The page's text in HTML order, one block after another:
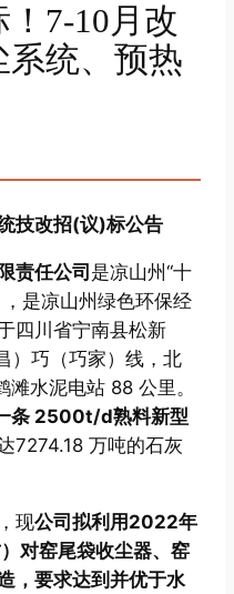
7-10月改
统、预热
技改招(议)标公告
责任公司 是凉山州“十
是凉山州绿色环保经
四川省宁南县松新
）巧（巧家）线，北
水泥电站 88 公里。
条 2500t/d熟料新型
7274.18 万吨的石灰
现公司拟利用2022年
对窑尾袋收尘器、窑
，要求达到并优于水